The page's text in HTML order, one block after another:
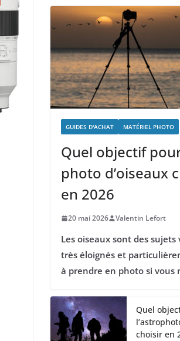
GUIDES D'ACHAT MATÉRIEL PHOTO
Quel objectif
photo d’oiseaux
en 2026
20 mai 2026 Valentin Lefort
Les oiseaux sont des sujets
très éloignés et
à prendre en photo si vous
Quel
choisir en